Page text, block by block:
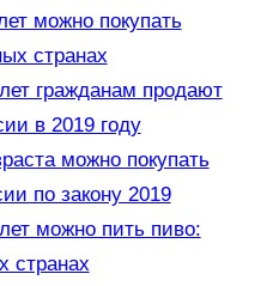
можно покупать
странах
гражданам продают
в 2019 году
можно покупать
по закону 2019
можно пить пиво:
странах